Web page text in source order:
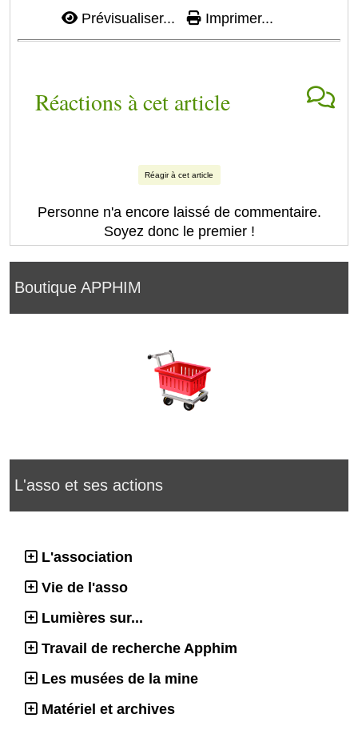
Boutique APPHIM
L'asso et ses actions
L'association
Vie de l'asso
Lumières sur...
Travail de recherche Apphim
Les musées de la mine
Matériel et archives
Prévisualiser... Imprimer...
Réactions à cet article
Réagir à cet article
Personne n'a encore laissé de commentaire.
Soyez donc le premier !